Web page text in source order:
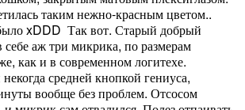
таким нежно-красным цветом..
xDDD Так вот. Старый добрый
себе аж три микрика, по размерам
как и в современном логитехе.
средней кнопкой гениуса,
вообще без проблем. Отсосом